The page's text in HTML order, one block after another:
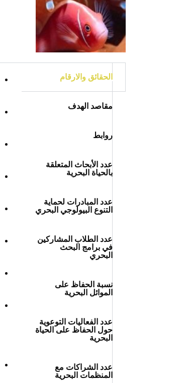
الحقائق والارقام
مقاصد الهدف
روابط
عدد الأبحاث المتعلقة
بالحياة البحرية
عدد المبادرات لحماية
التنوع البيولوجي البحري
عدد الطلاب المشاركين
في برامج البحث
البحري
نسبة الحفاظ على
الموائل البحرية
عدد الفعاليات التوعوية
حول الحفاظ على الحياة
البحرية
عدد الشراكات مع
المنظمات البحرية